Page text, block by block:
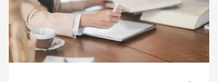
6. トラッキングコードを作成する
7. UAも同時に計測するためにトラッキングコ
ードを書き加える